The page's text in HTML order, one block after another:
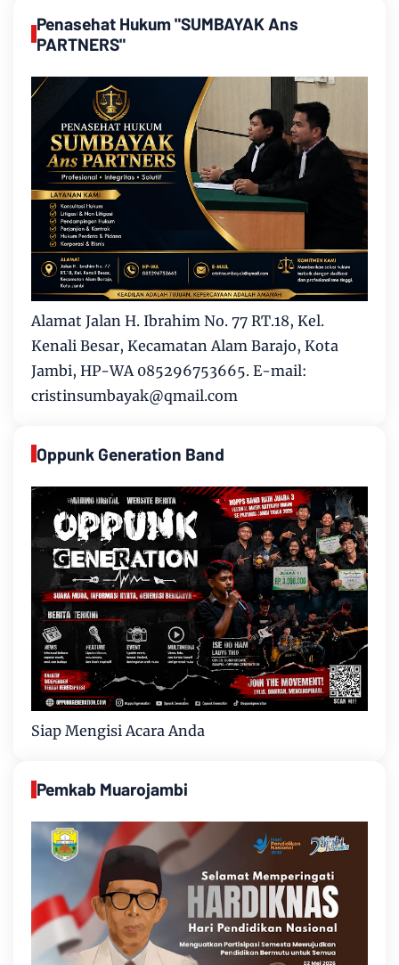
Penasehat Hukum "SUMBAYAK Ans
PARTNERS"
Alamat Jalan H. Ibrahim No. 77 RT.18, Kel.
Kenali Besar, Kecamatan Alam Barajo, Kota
Jambi, HP-WA 085296753665. E-mail:
cristinsumbayak@qmail.com
Oppunk Generation Band
Siap Mengisi Acara Anda
Pemkab Muarojambi